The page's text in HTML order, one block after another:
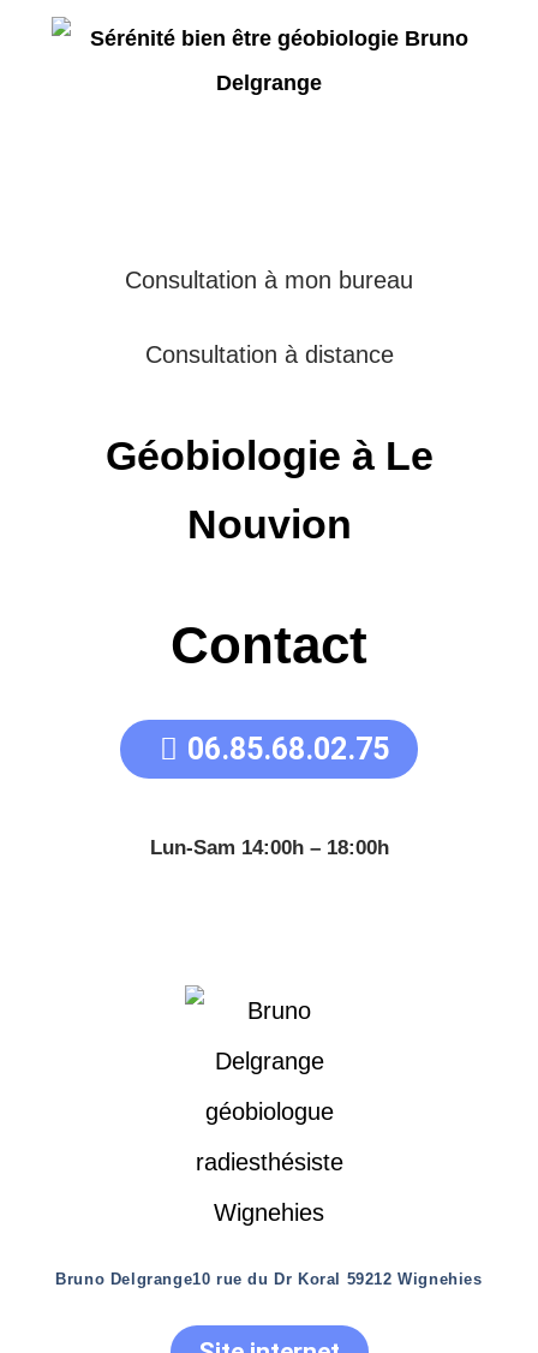
Consultation à mon bureau
Consultation à distance
Géobiologie à Le
Nouvion
Contact
06.85.68.02.75
Lun-Sam 14:00h – 18:00h
Bruno Delgrange10 rue du Dr Koral 59212 Wignehies